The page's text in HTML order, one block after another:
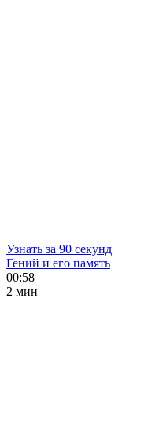
Узнать за 90 секунд
Гений и его память
00:58
2 мин